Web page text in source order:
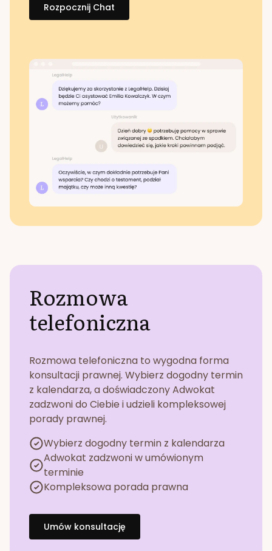
Rozpocznij Chat
Rozmowa
telefoniczna
Rozmowa telefoniczna to wygodna forma
konsultacji prawnej. Wybierz dogodny termin
z kalendarza, a doświadczony Adwokat
zadzwoni do Ciebie i udzieli kompleksowej
porady prawnej.
Wybierz dogodny termin z kalendarza
Adwokat zadzwoni w umówionym
terminie
Kompleksowa porada prawna
Umów konsultację